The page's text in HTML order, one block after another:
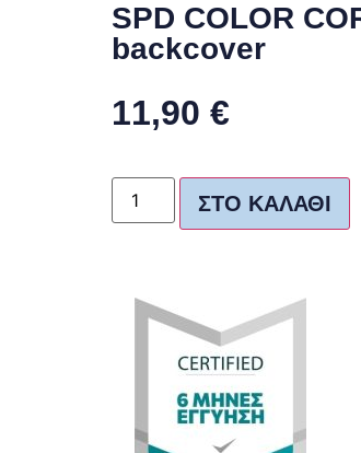
SPD COLOR
backcover
11,90 €
ΣΤΟ ΚΑΛΆΘΙ